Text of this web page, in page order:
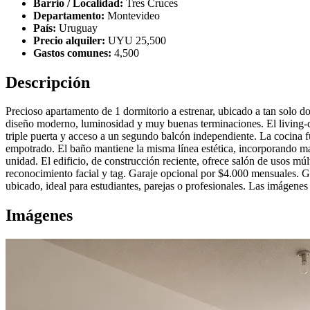
Barrio / Localidad: Tres Cruces
Departamento: Montevideo
País: Uruguay
Precio alquiler: UYU 25,500
Gastos comunes: 4,500
Descripción
Precioso apartamento de 1 dormitorio a estrenar, ubicado a tan solo
diseño moderno, luminosidad y muy buenas terminaciones. El
triple puerta y acceso a un segundo balcón independiente. La cocina
empotrado. El baño mantiene la misma línea estética, incorporando
unidad. El edificio, de construcción reciente, ofrece salón de usos
reconocimiento facial y tag. Garaje opcional por $4.000 mensuales.
ubicado, ideal para estudiantes, parejas o profesionales. Las
Imágenes